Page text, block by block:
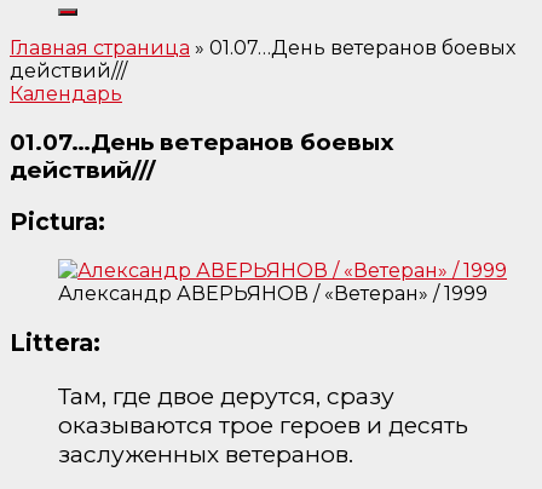
Главная страница » 01.07…День ветеранов боевых
действий///
Календарь
01.07…День ветеранов боевых
действий///
Pictura:
Александр АВЕРЬЯНОВ / «Ветеран» / 1999
Littera:
Там, где двое дерутся, сразу
оказываются трое героев и десять
заслуженных ветеранов.